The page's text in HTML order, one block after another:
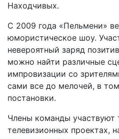
Находчивых.
С 2009 года «Пельмени»
юмористическое шоу.
невероятный заряд
можно найти различные
импровизации со
сами все до мелочей, в
постановки.
Члены команды участвуют
телевизионных проектах,